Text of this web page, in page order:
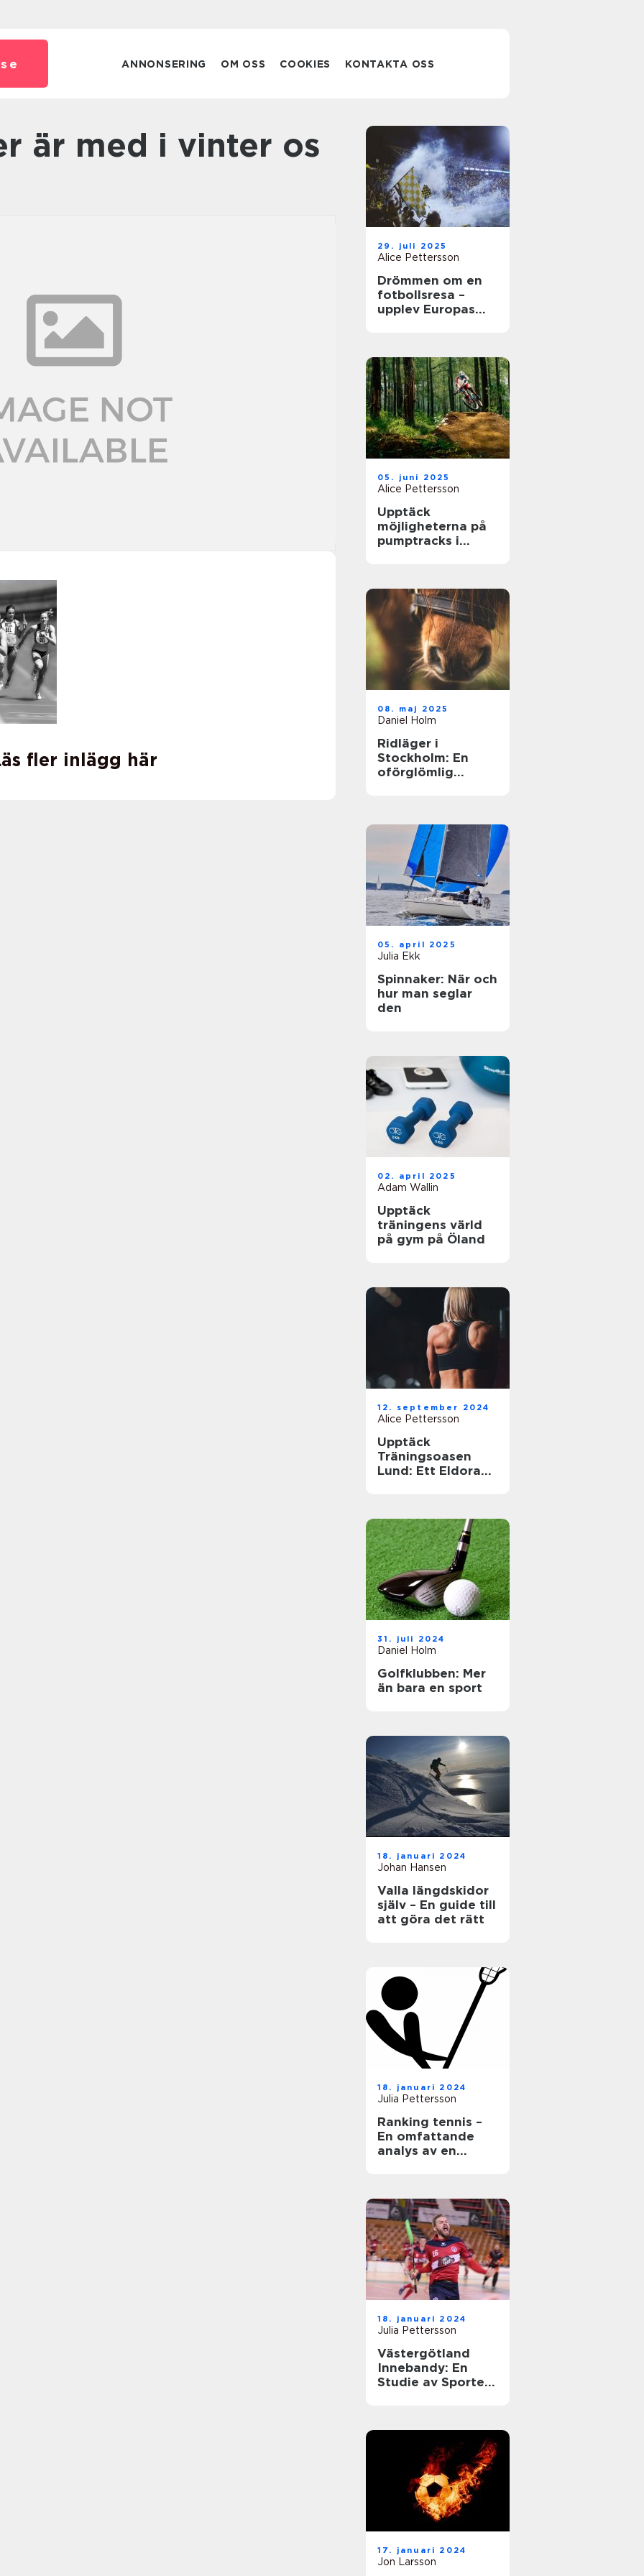
se ANNONSERING OM OSS COOKIES KONTAKTA OSS
är med i vinter os
fler inlägg här
29. juli 2025
Alice Pettersson
Drömmen om en
fotbollsresa –
upplev Europas
05. juni 2025
Alice Pettersson
Upptäck
möjligheterna på
pumptracks i
08. maj 2025
Daniel Holm
Ridläger i
Stockholm: En
oförglömlig
05. april 2025
Julia Ekk
Spinnaker: När och
hur man seglar
den
02. april 2025
Adam Wallin
Upptäck
träningens värld
på gym på Öland
12. september 2024
Alice Pettersson
Upptäck
Träningsoasen
Lund: Ett Eldorado
31. juli 2024
Daniel Holm
Golfklubben: Mer
än bara en sport
18. januari 2024
Johan Hansen
Valla längdskidor
själv – En guide till
att göra det rätt
18. januari 2024
Julia Pettersson
Ranking tennis –
En omfattande
analys av en
18. januari 2024
Julia Pettersson
Västergötland
Innebandy: En
Studie av Sporten
17. januari 2024
Jon Larsson